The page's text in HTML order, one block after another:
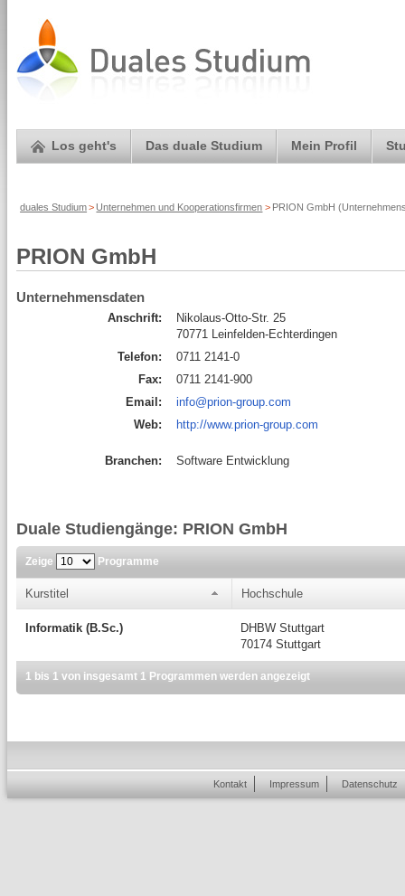
Los geht's Das duale Studium Mein Profil
duales Studium> Unternehmen und Kooperationsfirmen > PRION GmbH
PRION GmbH
Unternehmensdaten
Anschrift:
Nikolaus-Otto-Str. 25
70771 Leinfelden-Echterdingen
Telefon:
0711 2141-0
Fax:
0711 2141-900
Email:
info@prion-group.com
Web:
http://www.prion-group.com
Branchen: Software Entwicklung
Duale Studiengänge: PRION GmbH
Zeige Programme
Kurstitel Hochschule
Informatik (B.Sc.)
DHBW Stuttgart
70174 Stuttgart
1 bis 1 von insgesamt 1 Programmen werden angezeigt
Kontakt Impressum Datenschutz